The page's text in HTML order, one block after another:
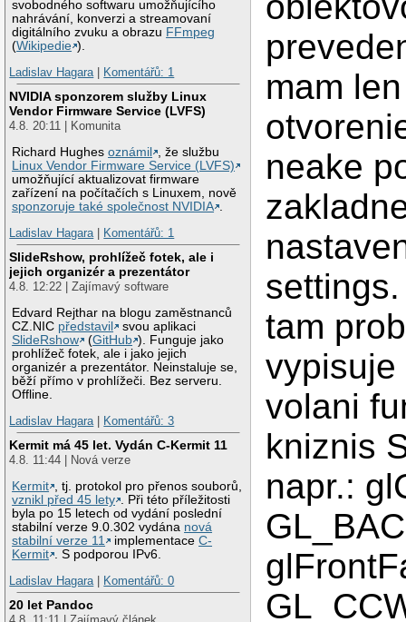
svobodného softwaru umožňujícího
nahrávání, konverzi a streamovaní
digitálního zvuku a obrazu FFmpeg
(Wikipedie ).
Ladislav Hagara| Komentářů: 1
NVIDIA sponzorem služby Linux
Vendor Firmware Service (LVFS)
4.8. 20:11 | Komunita
Richard Hughesoznámil
, že službu
Linux Vendor Firmware Service (LVFS)
umožňující aktualizovat firmware
zařízení na počítačích s Linuxem, nově
sponzoruje také společnost NVIDIA
Ladislav Hagara| Komentářů: 1
SlideRshow, prohlížeč fotek, ale i
jejich organizér a prezentátor
4.8. 12:22 | Zajímavý software
Edvard Rejthar na blogu zaměstnanců
CZ.NIC představil
svou aplikaci
SlideRshow
(GitHub ). Funguje jako
prohlížeč fotek, ale i jako jejich
organizér a prezentátor. Neinstaluje se,
běží přímo v prohlížeči. Bez serveru.
Offline.
Ladislav Hagara| Komentářů: 3
Kermit má 45 let. Vydán C-Kermit 11
4.8. 11:44 | Nová verze
Kermit
, tj. protokol pro přenos souborů,
vznikl před 45 lety
. Při této příležitosti
byla po 15 letech od vydání poslední
stabilní verze 9.0.302 vydána nová
stabilní verze 11
implementaceC-
Kermit
. S podporou IPv6.
Ladislav Hagara| Komentářů: 0
20 let Pandoc
mam
neake
tam
volani
kniznis
napr.: